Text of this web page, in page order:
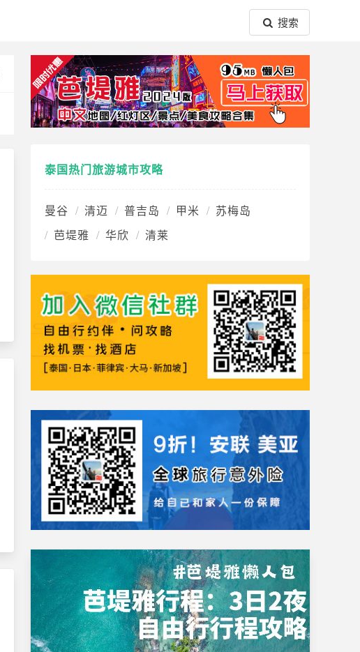
搜索
泰国热门旅游城市攻略
曼谷 清迈 普吉岛 甲米
苏梅岛
芭堤雅
华欣 清莱